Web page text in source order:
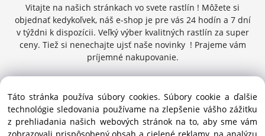
Vitajte na našich stránkach vo svete rastlín ! Môžete si
objednať kedykoľvek, náš e-shop je pre vás 24 hodín a 7 dní
v týždni k dispozícii. Veľký výber kvalitných rastlín za super
ceny. Tiež si nenechajte ujsť naše novinky ! Prajeme vám
príjemné nakupovanie.
Copyright © 2016 zelenykurier.sk , Všetky práva vyhradené |
info@zelenykurier.sk | Priechodná 27 ,949 01 Nitra ,
Slovenská republika
Táto stránka používa súbory cookies. Súbory cookie a ďalšie
technológie sledovania používame na zlepšenie vášho zážitku
z prehliadania našich webových stránok na to, aby sme vám